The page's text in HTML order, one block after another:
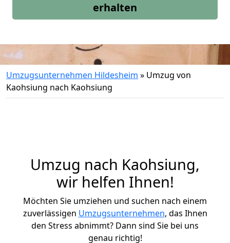
erhalten
Umzugsunternehmen Hildesheim » Umzug von
Kaohsiung nach Kaohsiung
Umzug nach Kaohsiung,
wir helfen Ihnen!
Möchten Sie umziehen und suchen nach einem
zuverlässigen Umzugsunternehmen, das Ihnen
den Stress abnimmt? Dann sind Sie bei uns
genau richtig!